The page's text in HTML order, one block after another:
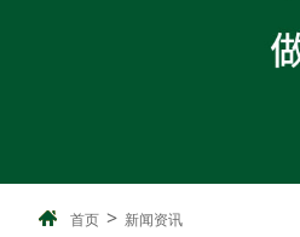
首页 > 新闻资讯